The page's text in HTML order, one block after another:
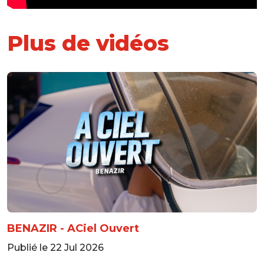
Plus de vidéos
BENAZIR - ACiel Ouvert
Publié le 22 Jul 2026